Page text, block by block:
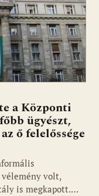
a Központi
ügyészt,
ő felelőssége
volt,
is megkapott.…